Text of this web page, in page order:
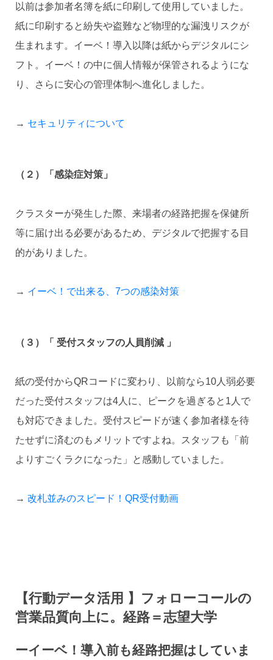
以前は参加者名簿を紙に印刷して使用していました。
紙に印刷すると紛失や盗難など物理的な漏洩リスクが
生まれます。イーベ！導入以降は紙からデジタルにシ
フト。イーベ！の中に個人情報が保管されるようにな
り、さらに安心の管理体制へ進化しました。
→ セキュリティについて
（２）「感染症対策」
クラスターが発生した際、来場者の経路把握を保健所
等に届け出る必要があるため、デジタルで把握する目
的がありました。
→ イーベ！で出来る、7つの感染対策
（３）「 受付スタッフの人員削減 」
紙の受付からQRコードに変わり、以前なら10人弱必要
だった受付スタッフは4人に、ピークを過ぎると1人で
も対応できました。受付スピードが速く参加者様を待
たせずに済むのもメリットですよね。スタッフも「前
よりすごくラクになった」と感動していました。
→ 改札並みのスピード！QR受付動画
【行動データ活用 】フォローコールの
営業品質向上に。経路＝志望大学
ーイーベ！導入前も経路把握はしていま